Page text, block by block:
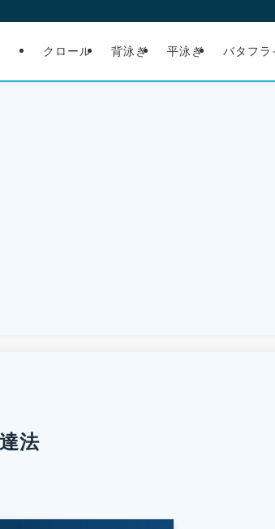
クロール 背泳ぎ 平泳ぎ バタフラ
法